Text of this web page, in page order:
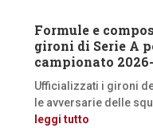
Formule e
gironi di Serie A
campionato
Ufficializzati i gironi
le avversarie delle
leggi tutto